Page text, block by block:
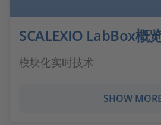
SCALEXIO LabBox概
模块化实时技术
SHOW